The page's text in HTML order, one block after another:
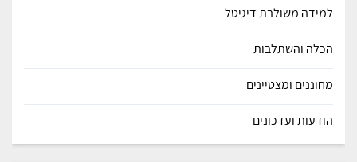
למידה משולבת דיגיטל
הכלה והשתלבות
מחוננים ומצטיינים
הודעות ועדכונים